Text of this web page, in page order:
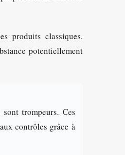
produits classiques.
potentiellement
trompeurs. Ces
contrôles grâce à